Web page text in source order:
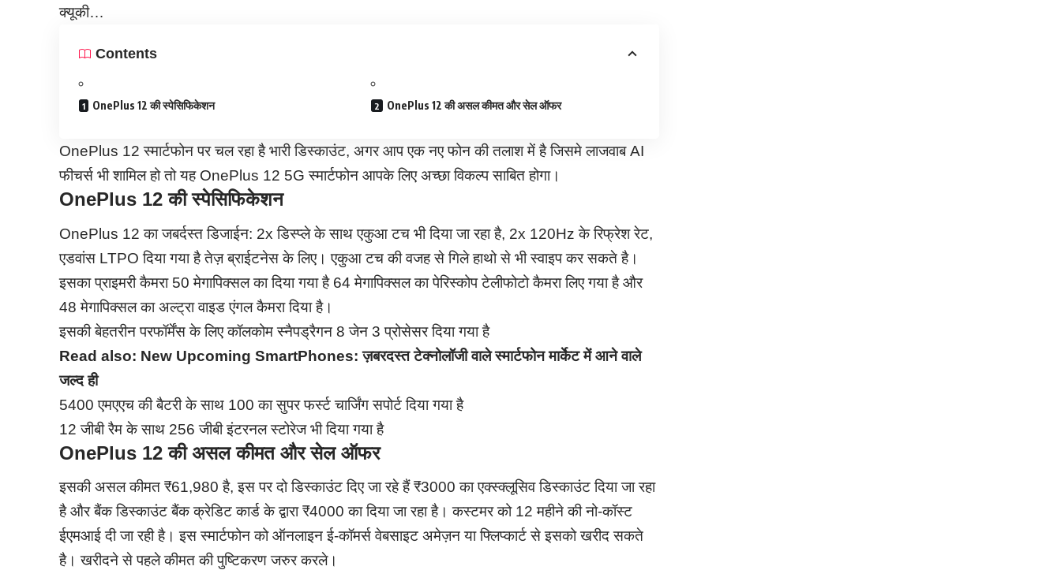
क्यूकी…
Contents
OnePlus 12 की स्पेसिफिकेशन OnePlus 12 की असल कीमत और सेल ऑफर
OnePlus 12 स्मार्टफोन पर चल रहा है भारी डिस्काउंट, अगर आप एक नए फोन की तलाश में है जिसमे लाजवाब AI
फीचर्स भी शामिल हो तो यह OnePlus 12 5G स्मार्टफोन आपके लिए अच्छा विकल्प साबित होगा।
OnePlus 12 की स्पेसिफिकेशन
OnePlus 12 का जबर्दस्त डिजाईन: 2x डिस्प्ले के साथ एकुआ टच भी दिया जा रहा है, 2x 120Hz के रिफ्रेश रेट,
एडवांस LTPO दिया गया है तेज़ ब्राईटनेस के लिए। एकुआ टच की वजह से गिले हाथो से भी स्वाइप कर सकते है।
इसका प्राइमरी कैमरा 50 मेगापिक्सल का दिया गया है 64 मेगापिक्सल का पेरिस्कोप टेलीफोटो कैमरा लिए गया है और
48 मेगापिक्सल का अल्ट्रा वाइड एंगल कैमरा दिया है।
इसकी बेहतरीन परफॉर्मेंस के लिए कॉलकोम स्नैपड्रैगन 8 जेन 3 प्रोसेसर दिया गया है
Read also: New Upcoming SmartPhones: ज़बरदस्त टेक्नोलॉजी वाले स्मार्टफोन मार्केट में आने वाले
जल्द ही
5400 एमएएच की बैटरी के साथ 100 का सुपर फर्स्ट चार्जिंग सपोर्ट दिया गया है
12 जीबी रैम के साथ 256 जीबी इंटरनल स्टोरेज भी दिया गया है
OnePlus 12 की असल कीमत और सेल ऑफर
इसकी असल कीमत ₹61,980 है, इस पर दो डिस्काउंट दिए जा रहे हैं ₹3000 का एक्स्क्लूसिव डिस्काउंट दिया जा रहा
है और बैंक डिस्काउंट बैंक क्रेडिट कार्ड के द्वारा ₹4000 का दिया जा रहा है। कस्टमर को 12 महीने की नो-कॉस्ट
ईएमआई दी जा रही है। इस स्मार्टफोन को ऑनलाइन ई-कॉमर्स वेबसाइट अमेज़न या फ्लिप्कार्ट से इसको खरीद सकते
है। खरीदने से पहले कीमत की पुष्टिकरण जरुर करले।